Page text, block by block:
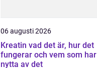
06 augusti 2026
Kreatin vad det är, hur det
fungerar och vem som har
nytta av det